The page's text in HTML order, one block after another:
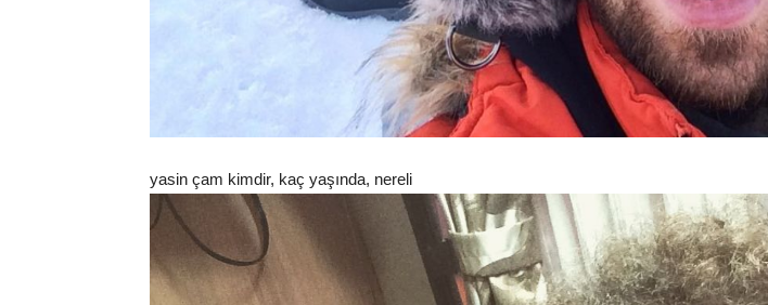
yasin çam kimdir, kaç yaşında, nereli